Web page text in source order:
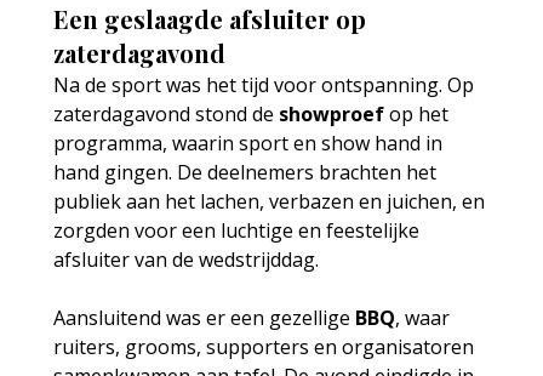
Een geslaagde afsluiter op
zaterdagavond
Na de sport was het tijd voor ontspanning. Op
zaterdagavond stond de showproef op het
programma, waarin sport en show hand in
hand gingen. De deelnemers brachten het
publiek aan het lachen, verbazen en juichen, en
zorgden voor een luchtige en feestelijke
afsluiter van de wedstrijddag.
Aansluitend was er een gezellige BBQ, waar
ruiters, grooms, supporters en organisatoren